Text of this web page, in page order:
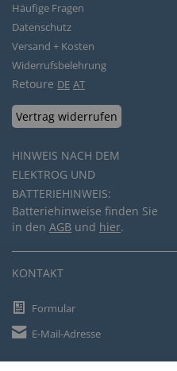
Häufige Fragen
Datenschutz
Versand + Kosten
Widerrufsbelehrung
Retoure DE AT
Vertrag widerrufen
HINWEIS NACH DEM
ELEKTROG UND
BATTERIEHINWEIS:
Batteriehinweise finden Sie
in den AGB und hier.
KONTAKT
Formular
E-Mail-Adresse